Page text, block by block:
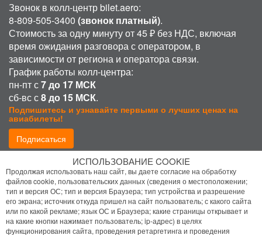
Звонок в колл-центр bilet.aero:
8-809-505-3400 (звонок платный).
Стоимость за одну минуту от 45 ₽ без НДС, включая
время ожидания разговора с оператором, в
зависимости от региона и оператора связи.
График работы колл-центра:
пн-пт с7 до 17 МСК
сб-вс с8 до 15 МСК.
Подпишитесь и узнавайте первыми о лучших ценах на
авиабилеты!
Подписаться
Присоединиться:
ИСПОЛЬЗОВАНИЕ COOKIE
Продолжая использовать наш сайт, вы даете согласие на обработку
файлов cookie, пользовательских данных (сведения о местоположении;
тип и версия ОС; тип и версия Браузера; тип устройства и разрешение
его экрана; источник откуда пришел на сайт пользователь; с какого сайта
или по какой рекламе; язык ОС и Браузера; какие страницы открывает и
на какие кнопки нажимает пользователь; ip-адрес) в целях
функционирования сайта, проведения ретаргетинга и проведения